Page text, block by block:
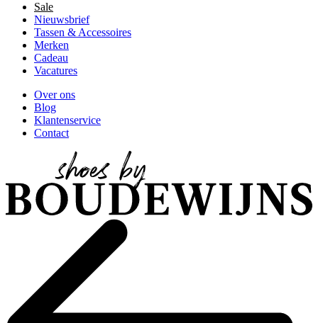
Sale
Nieuwsbrief
Tassen & Accessoires
Merken
Cadeau
Vacatures
Over ons
Blog
Klantenservice
Contact